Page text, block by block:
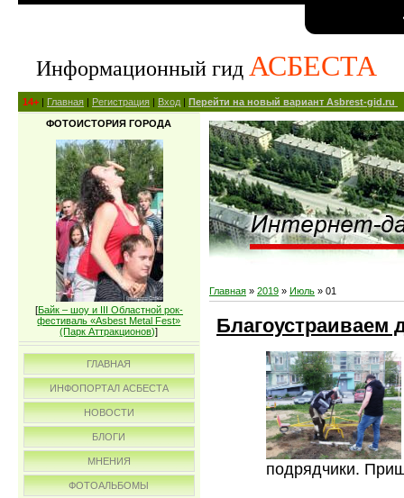
Информационный гид АСБЕСТА
14+ | Главная | Регистрация | Вход | Перейти на новый вариант Asbrest-gid.ru
ФОТОИСТОРИЯ ГОРОДА
[Байк – шоу и III Областной рок-
фестиваль «Asbest Metal Fest»
(Парк Аттракционов)]
ГЛАВНАЯ
ИНФОПОРТАЛ АСБЕСТА
НОВОСТИ
БЛОГИ
МНЕНИЯ
ФОТОАЛЬБОМЫ
Главная » 2019 » Июль » 01
Благоустраиваем
подрядчики.